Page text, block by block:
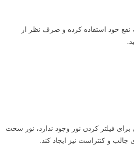
خود استفاده کرده و صرف نظر از
فیلتر کردن نور وجود ندارد، نور سخت
و کنتراست نیز ایجاد کند.